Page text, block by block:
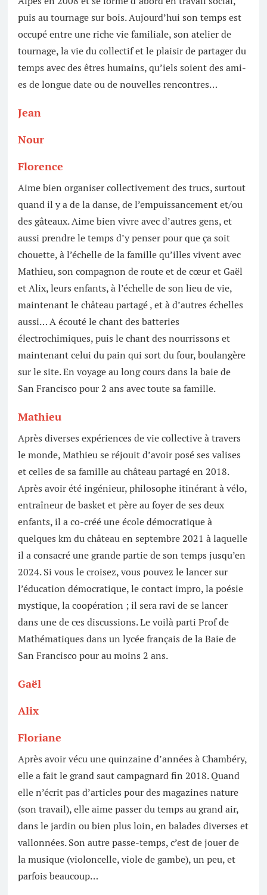
puis au tournage sur bois. Aujourd’hui son temps est
occupé entre une riche vie familiale, son atelier de
tournage, la vie du collectif et le plaisir de partager du
temps avec des êtres humains, qu’iels soient des ami-
es de longue date ou de nouvelles rencontres…
Jean
Nour
Florence
Aime bien organiser collectivement des trucs, surtout
quand il y a de la danse, de l’empuissancement et/ou
des gâteaux. Aime bien vivre avec d’autres gens, et
aussi prendre le temps d’y penser pour que ça soit
chouette, à l’échelle de la famille qu’illes vivent avec
Mathieu, son compagnon de route et de cœur et Gaël
et Alix, leurs enfants, à l’échelle de son lieu de vie,
maintenant le château partagé , et à d’autres échelles
aussi… A écouté le chant des batteries
électrochimiques, puis le chant des nourrissons et
maintenant celui du pain qui sort du four, boulangère
sur le site. En voyage au long cours dans la baie de
San Francisco pour 2 ans avec toute sa famille.
Mathieu
Après diverses expériences de vie collective à travers
le monde, Mathieu se réjouit d’avoir posé ses valises
et celles de sa famille au château partagé en 2018.
Après avoir été ingénieur, philosophe itinérant à vélo,
entraîneur de basket et père au foyer de ses deux
enfants, il a co-créé une école démocratique à
quelques km du château en septembre 2021 à laquelle
il a consacré une grande partie de son temps jusqu’en
2024. Si vous le croisez, vous pouvez le lancer sur
l’éducation démocratique, le contact impro, la poésie
mystique, la coopération ; il sera ravi de se lancer
dans une de ces discussions. Le voilà parti Prof de
Mathématiques dans un lycée français de la Baie de
San Francisco pour au moins 2 ans.
Gaël
Alix
Floriane
Après avoir vécu une quinzaine d’années à Chambéry,
elle a fait le grand saut campagnard fin 2018. Quand
elle n’écrit pas d’articles pour des magazines nature
(son travail), elle aime passer du temps au grand air,
dans le jardin ou bien plus loin, en balades diverses et
vallonnées. Son autre passe-temps, c’est de jouer de
la musique (violoncelle, viole de gambe), un peu, et
parfois beaucoup…